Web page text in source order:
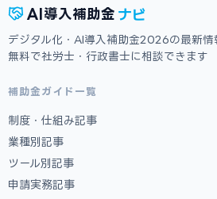
AI 導入補助金 ナビ
デジタル化・AI導入補助金2026の最新情
無料で社労士・行政書士に相談できます
補助金ガイド一覧
制度・仕組み記事
業種別記事
ツール別記事
申請実務記事